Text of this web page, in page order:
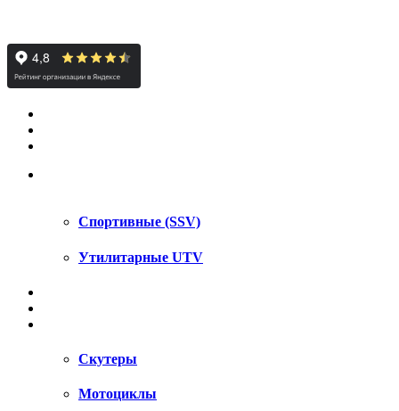
Спортивные (SSV)
Утилитарные UTV
Скутеры
Мотоциклы